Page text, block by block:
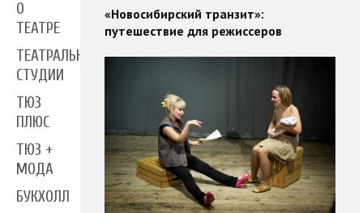
О
ТЕАТРЕ
ТЕАТРАЛЬНЫЕ
СТУДИИ
ТЮЗ
ПЛЮС
ТЮЗ +
МОДА
БУКХОЛЛ
«Новосибирский транзит»:
путешествие для режиссеров